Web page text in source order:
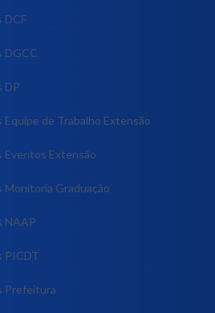
DCF
DGCC
DP
Equipe de Trabalho Extensão
Eventos Extensão
Monitoria Graduação
NAAP
PICDT
Prefeitura